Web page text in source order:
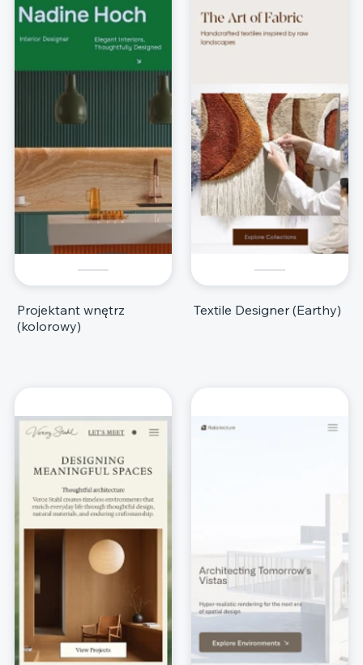
Projektant wnętrz
(kolorowy)
Textile Designer (Earthy)